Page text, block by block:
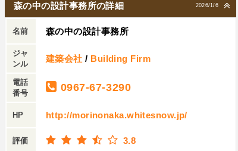
2026/1/6
森の中の設計事務所の詳細
名前 森の中の設計事務所
ジャ
ンル
建築会社 / Building Firm
電話
番号
0967-67-3290
HP http://morinonaka.whitesnow.jp/
評価 3.8